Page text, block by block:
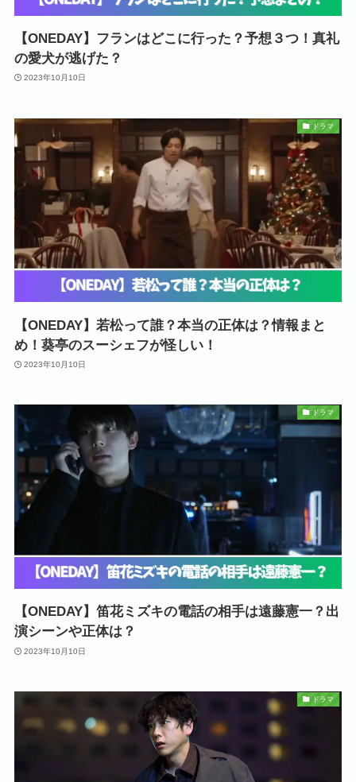
【ONEDAY】フランはどこに行った？予想３つ！真礼
の愛犬が逃げた？
2023年10月10日
ドラマ
【ONEDAY】若松って誰？本当の正体は？情報まと
め！葵亭のスーシェフが怪しい！
2023年10月10日
ドラマ
【ONEDAY】笛花ミズキの電話の相手は遠藤憲一？出
演シーンや正体は？
2023年10月10日
ドラマ